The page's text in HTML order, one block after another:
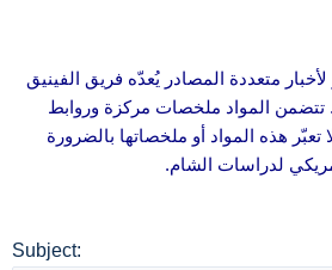
لأخبار متعددة المصادر يُعدّه فريق الفينيق
تتضمن المواد ملخصات مركزة وروابط
هذه المواد أو ملخصاتها بالضرورة
لدراسات الشام.
Subject: